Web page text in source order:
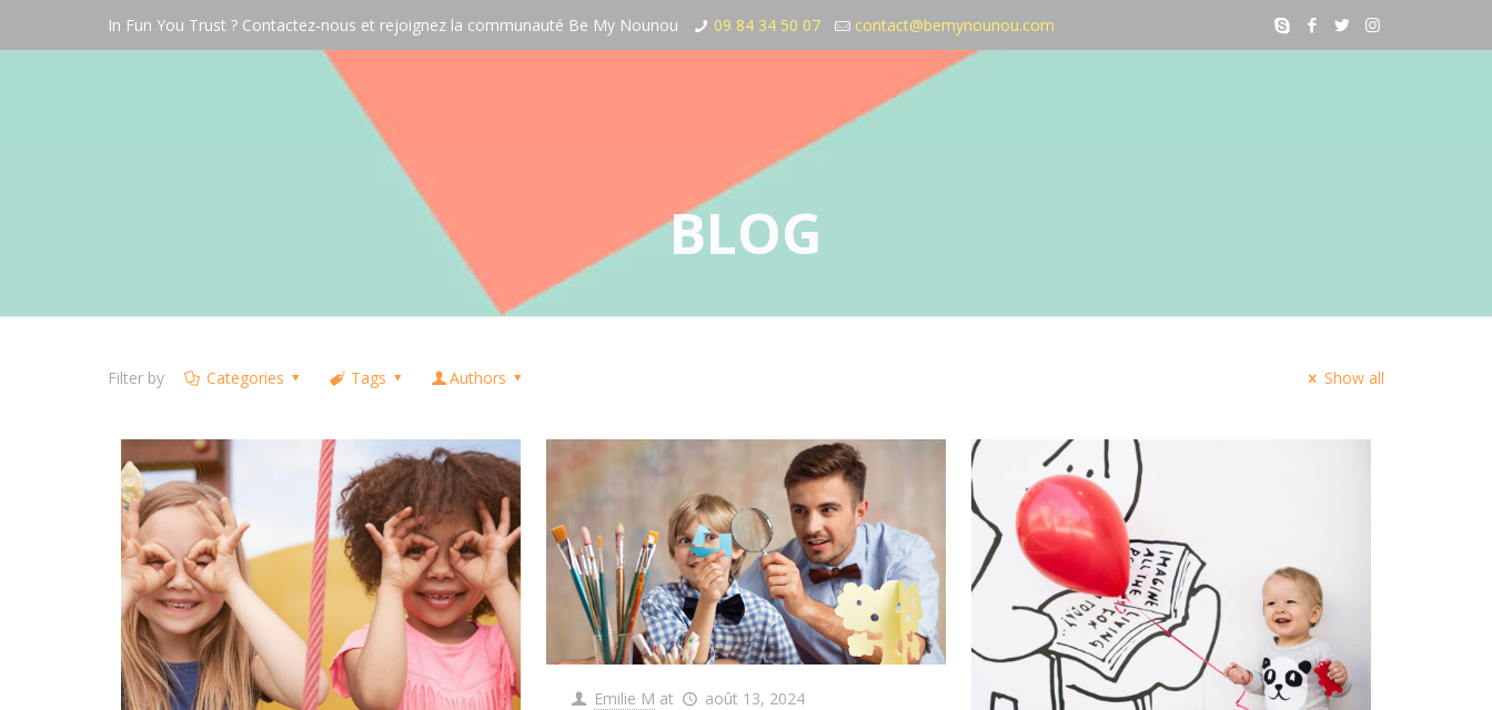
In Fun You Trust ? Contactez-nous et rejoignez la communauté Be My Nounou 09 84 34 50 07 contact@bemynounou.com
BLOG
Filter by Categories Tags Authors Show all
Emilie M at août 13, 2024